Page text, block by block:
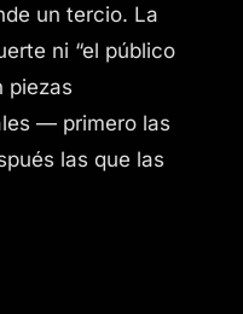
un tercio. La
ni “el público
piezas
— primero las
las que las